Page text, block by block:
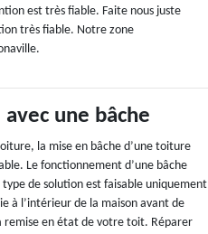
est très fiable. Faite nous juste
très fiable. Notre zone
une bâche
la mise en bâche d’une toiture
Le fonctionnement d’une bâche
type de solution est faisable uniquement
à l’intérieur de la maison avant de
remise en état de votre toit. Réparer